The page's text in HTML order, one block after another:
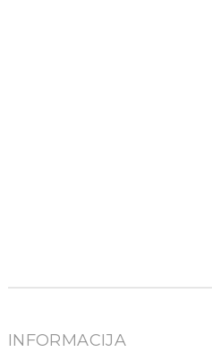
INFORMACIJA